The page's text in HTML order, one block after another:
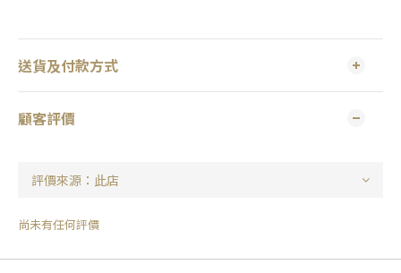
送貨及付款方式
顧客評價
尚未有任何評價